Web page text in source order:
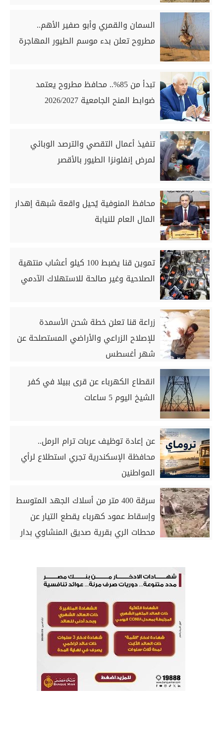
السمان والقمري وأبو صفير الأهم..
مطروح تعلن بدء موسم الطيور المهاجرة
تبدأ من 85%.. محافظ مطروح يعتمد
ضوابط المنح الجامعية 2026/2027
تنفيذ أعمال التقصي والترصد الوبائي
لمرض إنفلونزا الطيور بالأقصر
محافظ المنوفية يُحيل واقعة شبهة إهدار
المال العام للنيابة
تموين قنا يضبط 100 كيلو أعشاب منتهية
الصلاحية وغير صالحة للاستهلاك الآدمي
زراعة قنا تعلن خطة شحن الأسمدة
للإصلاح الزراعي والأراضي المستصلحة عن
شهر أغسطس
انقطاع الكهرباء عن قرى ببيلا في كفر
الشيخ اليوم 5 ساعات
عن إعادة توظيف عربات ترام الرمل..
محافظة الإسكندرية تجري استطلاع لرأي
المواطنين
سرقة 400 متر من أسلاك الجهد المتوسط
وإسقاط عمود كهرباء يقطع التيار عن
محطات الري بقرية صديق المنشاوي بدار